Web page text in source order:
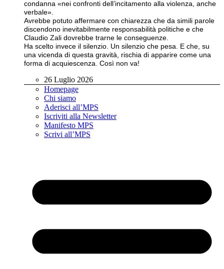
condanna «nei confronti dell’incitamento alla violenza, anche
verbale».
Avrebbe potuto affermare con chiarezza che da simili parole
discendono inevitabilmente responsabilità politiche e che
Claudio Zali dovrebbe trarne le conseguenze.
Ha scelto invece il silenzio. Un silenzio che pesa. E che, su
una vicenda di questa gravità, rischia di apparire come una
forma di acquiescenza. Così non va!
26 Luglio 2026
Homepage
Chi siamo
Aderisci all’MPS
Iscriviti alla Newsletter
Manifesto MPS
Scrivi all’MPS